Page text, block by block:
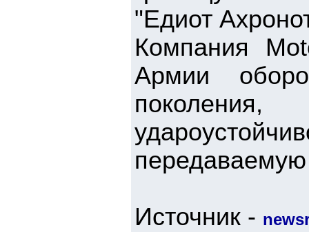
"Едиот
Компания
Армии
Источник -